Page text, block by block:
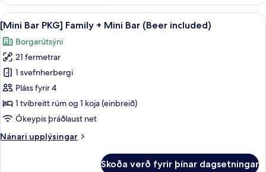
(Beer
included)
PKG]
Standard
Twin
+
Mini
Bar
(Beer
included)
Skoða
allar
myndir
fyrir
[Mini
Bar
PKG]
Family
Mini
Rúmföt af bestu gerð, dúnsængur,
7
[Mini Bar PKG] Family + Mini Bar (Beer included)
Borgarútsýni
21 fermetrar
1 svefnherbergi
Pláss fyrir 4
1 tvíbreitt rúm og 1 koja (einbreið)
Ókeypis þráðlaust net
Nánari upplýsingar
Nánari
Skoða verð fyrir þínar dagsetningar